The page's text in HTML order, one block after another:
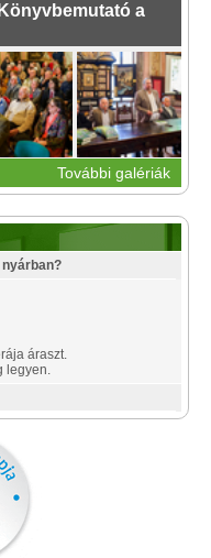
a
További galériák
áraszt.
legyen.